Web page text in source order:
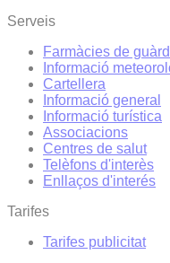
Serveis
Farmàcies de
Informació
Cartellera
Informació general
Informació turística
Associacions
Centres de salut
Telèfons d'interès
Enllaços d'interés
Tarifes
Tarifes publicitat